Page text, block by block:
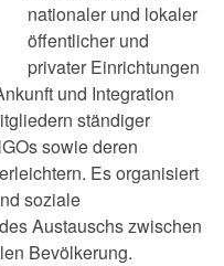
nationaler und lokaler
öffentlicher und
privater Einrichtungen
und Integration
ständiger
sowie deren
Es organisiert
soziale
Austauschs zwischen
Bevölkerung.